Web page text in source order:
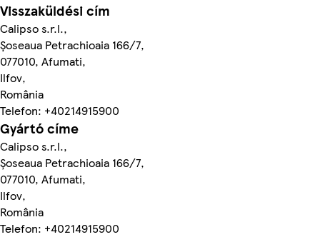
Visszaküldési cím
Calipso s.r.l.,
Șoseaua Petrachioaia 166/7,
077010, Afumati,
Ilfov,
România
Telefon: +40214915900
Gyártó címe
Calipso s.r.l.,
Șoseaua Petrachioaia 166/7,
077010, Afumati,
Ilfov,
România
Telefon: +40214915900